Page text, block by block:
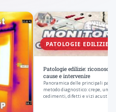
PATOLOGIE EDILIZIE
Patologie edilizie:
cause e intervenire
Panoramica delle principali
metodo diagnostico: crepe,
cedimenti, difetti e vizi acustici.